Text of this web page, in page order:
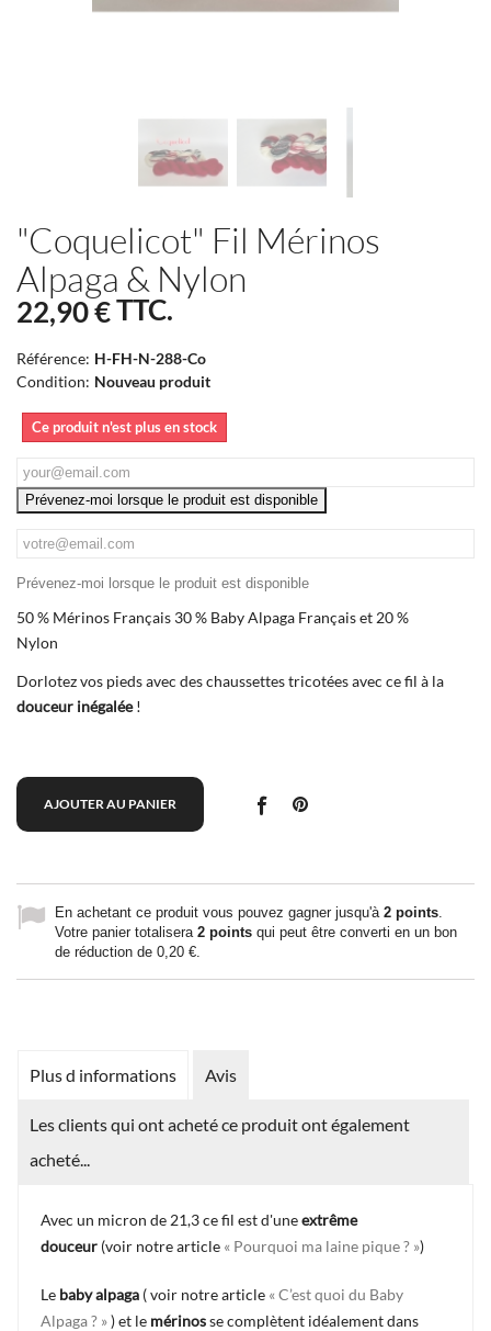
"Coquelicot" Fil Mérinos
Alpaga & Nylon
22,90 €TTC.
Référence: H-FH-N-288-Co
Condition: Nouveau produit
Ce produit n'est plus en stock
Prévenez-moi lorsque le produit est disponible
Prévenez-moi lorsque le produit est disponible
50 % Mérinos Français 30 % Baby Alpaga Français et 20 %
Nylon
Dorlotez vos pieds avec des chaussettes tricotées avec ce fil à la
douceur inégalée!
AJOUTER AU PANIER
En achetant ce produit vous pouvez gagner jusqu'à 2 points.
Votre panier totalisera 2 points qui peut être converti en un bon
de réduction de 0,20 €.
Plus d informations Avis
Les clients qui ont acheté ce produit ont également
acheté...
Avec un micron de 21,3 ce fil est d'uneextrême
douceur (voir notre article « Pourquoi ma laine pique ? »)
Le baby alpaga ( voir notre article « C’est quoi du Baby
Alpaga ? ») et le mérinosse complètent idéalement dans